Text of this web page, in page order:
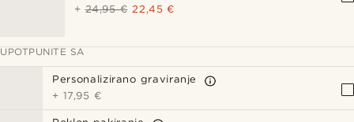
+24,95 € 22,45 €
UPOTPUNITE SA
Personalizirano graviranje
+ 17,95 €